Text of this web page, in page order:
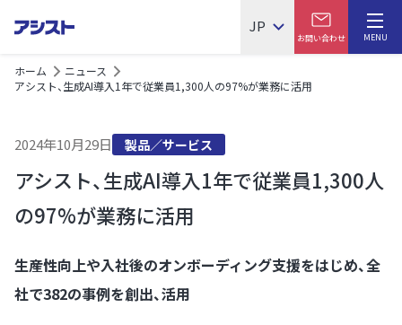
MENU
JP
お問い合わせ
ホーム
ニュース
アシスト、生成AI導入1年で従業員1,300人の97%が業務に活用
2024年10月29日 製品／サービス
アシスト、生成AI導入1年で従業員1,300人
の97%が業務に活用
生産性向上や入社後のオンボーディング支援をはじめ、全
社で382の事例を創出、活用